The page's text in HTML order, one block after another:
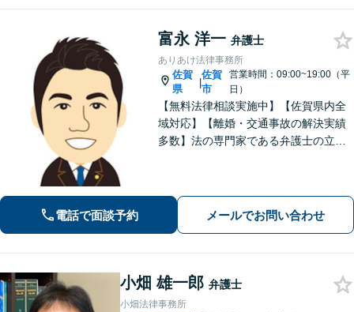
富永 洋一 弁護士
ありあけ法律事務所
佐賀
県
|
佐賀
市
営業時間：09:00~19:00（平
日）
【無料法律相談実施中】【佐賀県内全
域対応】【離婚・交通事故の解決実績
多数】法の専門家である弁護士の立場
電話で面談予約 メールでお問い合わせ
小畑 雄一郎 弁護士
小畑法律事務所